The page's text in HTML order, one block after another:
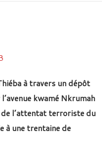
à travers un dépôt
kwamé Nkrumah
de l’attentat terroriste du
à une trentaine de